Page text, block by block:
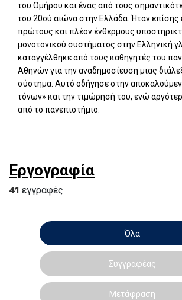
του Ομήρου και ένας από τους
του 20ού αιώνα στην Ελλάδα. Ήταν επίσης
πρώτους και πλέον ένθερμους
μονοτονικού συστήματος στην Ελληνική
καταγγέλθηκε από τους καθηγητές του
Αθηνών για την αναδημοσίευση μιας
σύστημα. Αυτό οδήγησε στην
τόνων» και την τιμώρησή του, ενώ
από το πανεπιστήμιο.
Εργογραφία
41 εγγραφές
Όλα
Συγγραφέας
Μετάφραση